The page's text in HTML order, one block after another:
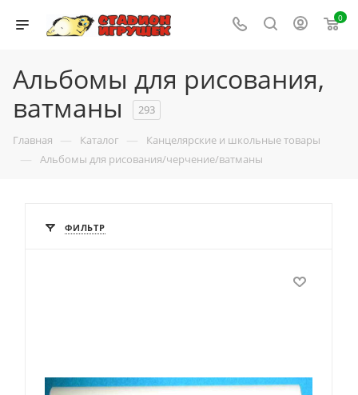
0
Альбомы для рисования,
ватманы
293
Главная — Каталог — Канцелярские и школьные товары
— Альбомы для рисования/черчение/ватманы
ФИЛЬТР